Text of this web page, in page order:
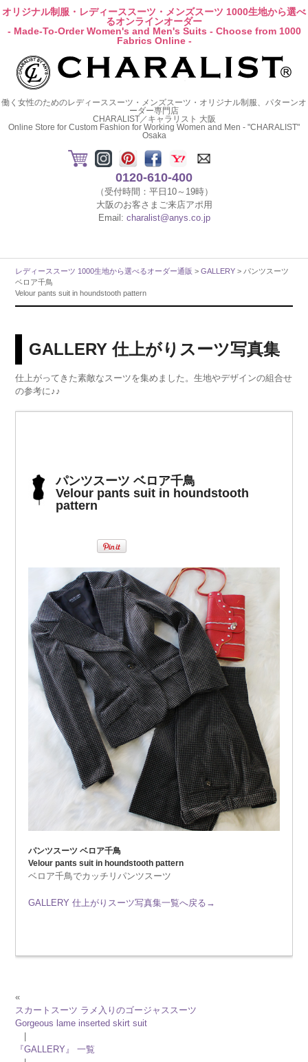
オリジナル制服・レディーススーツ・メンズスーツ 1000生地から選べ
るオンラインオーダー
- Made-To-Order Women's and Men's Suits - Choose from 1000
Fabrics Online -
働く女性のためのレディーススーツ・メンズスーツ・オリジナル制服、パターンオ
ーダー専門店
CHARALIST／キャラリスト 大阪
Online Store for Custom Fashion for Working Women and Men - "CHARALIST"
Osaka
0120-610-400
（受付時間：平日10～19時）
大阪のお客さまご来店アポ用
Email: charalist@anys.co.jp
レディーススーツ 1000生地から選べるオーダー通販 >GALLERY > パンツスーツ
ベロア千鳥
Velour pants suit in houndstooth pattern
GALLERY 仕上がりスーツ写真集
仕上がってきた素敵なスーツを集めました。生地やデザインの組合せ
の参考に♪♪
パンツスーツ ベロア千鳥
Velour pants suit in houndstooth
pattern
パンツスーツ ベロア千鳥
Velour pants suit in houndstooth pattern
ベロア千鳥でカッチリパンツスーツ
GALLERY 仕上がりスーツ写真集一覧へ戻る→
«
スカートスーツ ラメ入りのゴージャススーツ
Gorgeous lame inserted skirt suit
|
『GALLERY』 一覧